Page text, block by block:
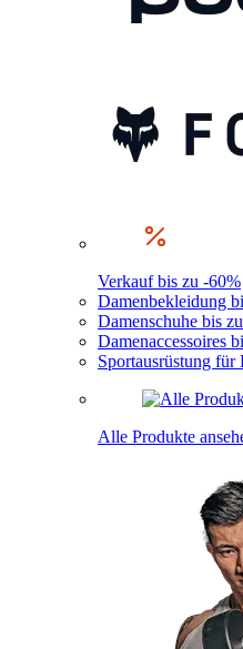
Verkauf bis zu -60%
Damenbekleidung
Damenschuhe bis
Damenaccessoires
Sportausrüstung für
Alle Produkte